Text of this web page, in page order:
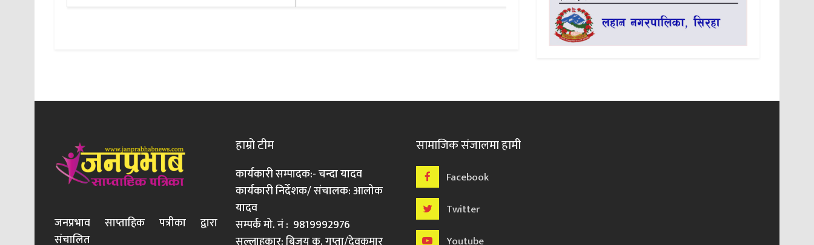
जनप्रभाव साप्ताहिक पत्रीका द्वारा
संचालित
हाम्रो टीम
कार्यकारी सम्पादक:- चन्दा यादव
कार्यकारी निर्देशक/ संचालक: आलोक
यादव
सम्पर्क मो. नं : 9819992976
सामाजिक संजालमा हामी
Facebook
Twitter
Youtube